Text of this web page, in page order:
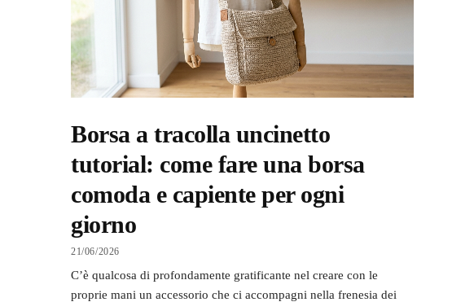
Borsa a tracolla uncinetto
tutorial: come fare una borsa
comoda e capiente per ogni
giorno
21/06/2026
C’è qualcosa di profondamente gratificante nel creare con le
proprie mani un accessorio che ci accompagni nella frenesia dei